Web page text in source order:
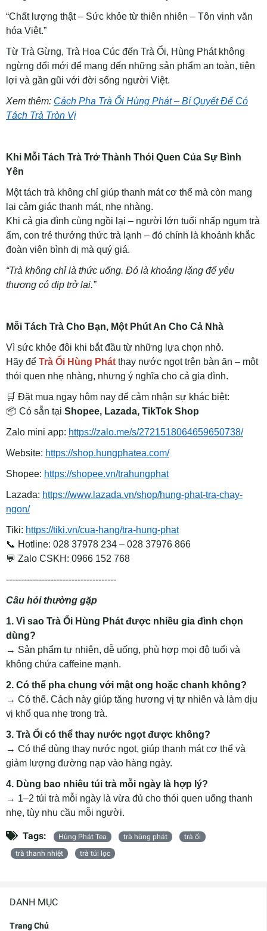
DANH MỤC
Trang Chủ
“Chất lượng thật – Sức khỏe từ thiên nhiên – Tôn vinh văn
hóa Việt.”
Từ Trà Gừng, Trà Hoa Cúc đến Trà Ổi, Hùng Phát không
ngừng đổi mới để mang đến những sản phẩm an toàn, tiện
lợi và gần gũi với đời sống người Việt.
Xem thêm: Cách Pha Trà Ổi Hùng Phát – Bí Quyết Để Có
Tách Trà Tròn Vị
Khi Mỗi Tách Trà Trở Thành Thói Quen Của Sự Bình
Yên
Một tách trà không chỉ giúp thanh mát cơ thể mà còn mang
lại cảm giác thanh mát, nhẹ nhàng.
Khi cả gia đình cùng ngồi lại – người lớn tuổi nhấp ngụm trà
ấm, con trẻ thưởng thức trà lạnh – đó chính là khoảnh khắc
đoàn viên bình dị mà quý giá.
“Trà không chỉ là thức uống. Đó là khoảng lặng để yêu
thương có dịp trở lại.”
Mỗi Tách Trà Cho Bạn, Một Phút An Cho Cả Nhà
Vì sức khỏe đôi khi bắt đầu từ những lựa chọn nhỏ.
Hãy để Trà Ổi Hùng Phát thay nước ngọt trên bàn ăn – một
thói quen nhẹ nhàng, nhưng ý nghĩa cho cả gia đình.
🛒 Đặt mua ngay hôm nay để cảm nhận sự khác biệt:
📦 Có sẵn tại Shopee, Lazada, TikTok Shop
Zalo mini app: https://zalo.me/s/2721518064659650738/
Website: https://shop.hungphatea.com/
Shopee: https://shopee.vn/trahungphat
Lazada: https://www.lazada.vn/shop/hung-phat-tra-chay-
ngon/
Tiki: https://tiki.vn/cua-hang/tra-hung-phat
📞 Hotline: 028 37978 234 – 028 37976 866
💬 Zalo CSKH: 0966 152 768
-------------------------------------
Câu hỏi thường gặp
1. Vì sao Trà Ổi Hùng Phát được nhiều gia đình chọn
dùng?
→ Sản phẩm tự nhiên, dễ uống, phù hợp mọi độ tuổi và
không chứa caffeine mạnh.
2. Có thể pha chung với mật ong hoặc chanh không?
→ Có thể. Cách này giúp tăng hương vị tự nhiên và làm dịu
vị khổ qua nhẹ trong trà.
3. Trà Ổi có thể thay nước ngọt được không?
→ Có thể dùng thay nước ngọt, giúp thanh mát cơ thể và
giảm lượng đường nạp vào hàng ngày.
4. Dùng bao nhiêu túi trà mỗi ngày là hợp lý?
→ 1–2 túi trà mỗi ngày là vừa đủ cho thói quen uống thanh
nhẹ, tùy nhu cầu mỗi người.
Tags: Hùng Phát Tea trà hùng phát
trà ổi
trà thanh nhiệt
trà túi lọc